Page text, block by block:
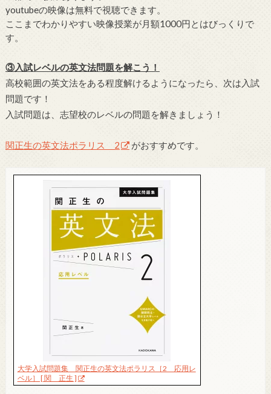
youtubeの映像は無料で視聴できます。
ここまでわかりやすい映像授業が月額1000円とはびっくりで
す。
③入試レベルの英文法問題を解こう！
高校範囲の英文法をある程度解けるようになったら、次は入試
問題です！
入試問題は、志望校のレベルの問題を解きましょう！
関正生の英文法ポラリス 2 がおすすめです。
大学入試問題集 関正生の英文法ポラリス［2 応用レ
ベル］ [ 関 正生 ]